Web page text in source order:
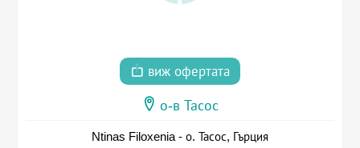
виж офертата
о-в Тасос
Ntinas Filoxenia - о. Тасос, Гърция